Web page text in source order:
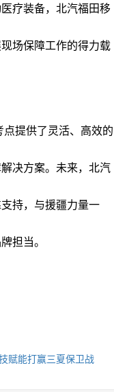
疗装备，北汽福田移
场保障工作的得力载
提供了灵活、高效的
决方案。未来，北汽
持，与援疆力量一
担当。
赋能打赢三夏保卫战